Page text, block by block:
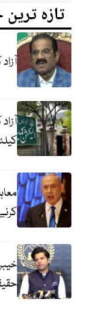
تازہ